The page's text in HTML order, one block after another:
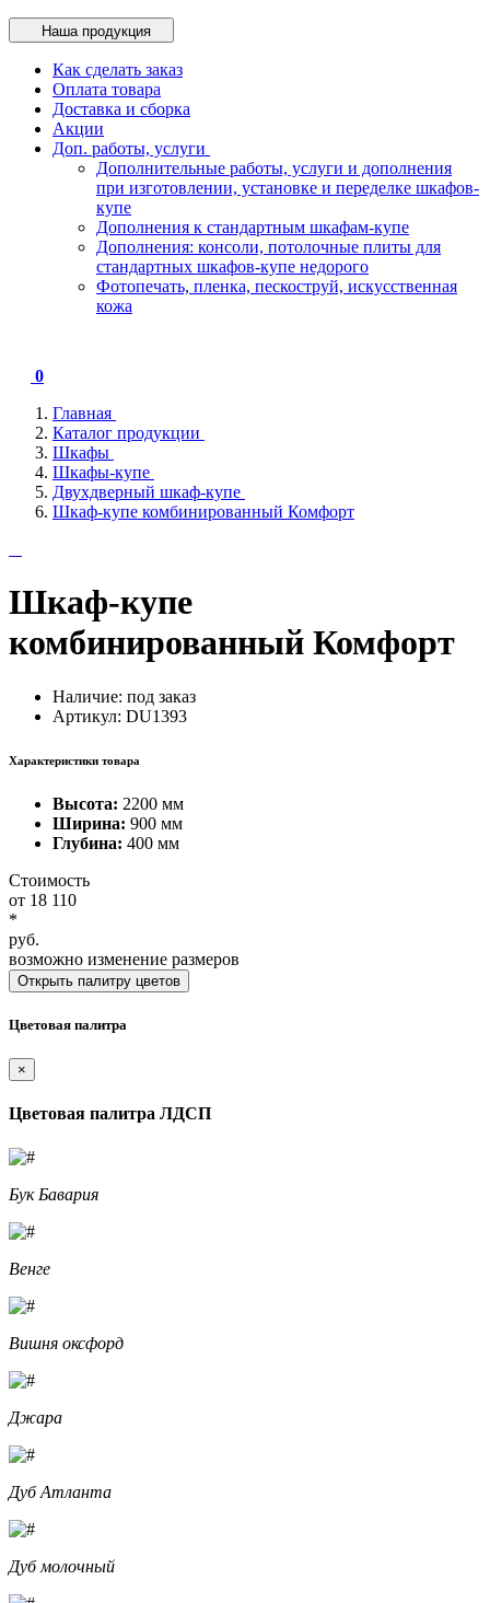
Наша продукция
Как сделать заказ
Оплата товара
Доставка и сборка
Акции
Доп. работы, услуги
Дополнительные работы, услуги и дополнения
при изготовлении, установке и переделке шкафов-
купе
Дополнения к стандартным шкафам-купе
Дополнения: консоли, потолочные плиты для
стандартных шкафов-купе недорого
Фотопечать, пленка, пескоструй, искусственная
кожа
0
Главная
Каталог продукции
Шкафы
Шкафы-купе
Двухдверный шкаф-купе
Шкаф-купе комбинированный Комфорт
Шкаф-купе
комбинированный Комфорт
Наличие: под заказ
Артикул: DU1393
Характеристики товара
Высота: 2200 мм
Ширина: 900 мм
Глубина: 400 мм
Стоимость
от 18 110
*
руб.
возможно изменение размеров
Открыть палитру цветов
Цветовая палитра
×
Цветовая палитра ЛДСП
Бук Бавария
Венге
Вишня оксфорд
Джара
Дуб Атланта
Дуб молочный